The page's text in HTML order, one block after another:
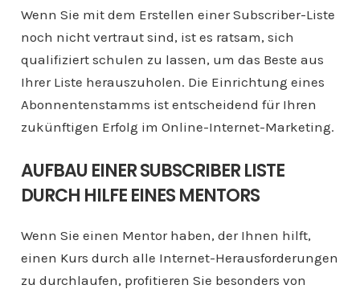
Wenn Sie mit dem Erstellen einer Subscriber-Liste
noch nicht vertraut sind, ist es ratsam, sich
qualifiziert schulen zu lassen, um das Beste aus
Ihrer Liste herauszuholen. Die Einrichtung eines
Abonnentenstamms ist entscheidend für Ihren
zukünftigen Erfolg im Online-Internet-Marketing.
AUFBAU EINER SUBSCRIBER LISTE
DURCH HILFE EINES MENTORS
Wenn Sie einen Mentor haben, der Ihnen hilft,
einen Kurs durch alle Internet-Herausforderungen
zu durchlaufen, profitieren Sie besonders von